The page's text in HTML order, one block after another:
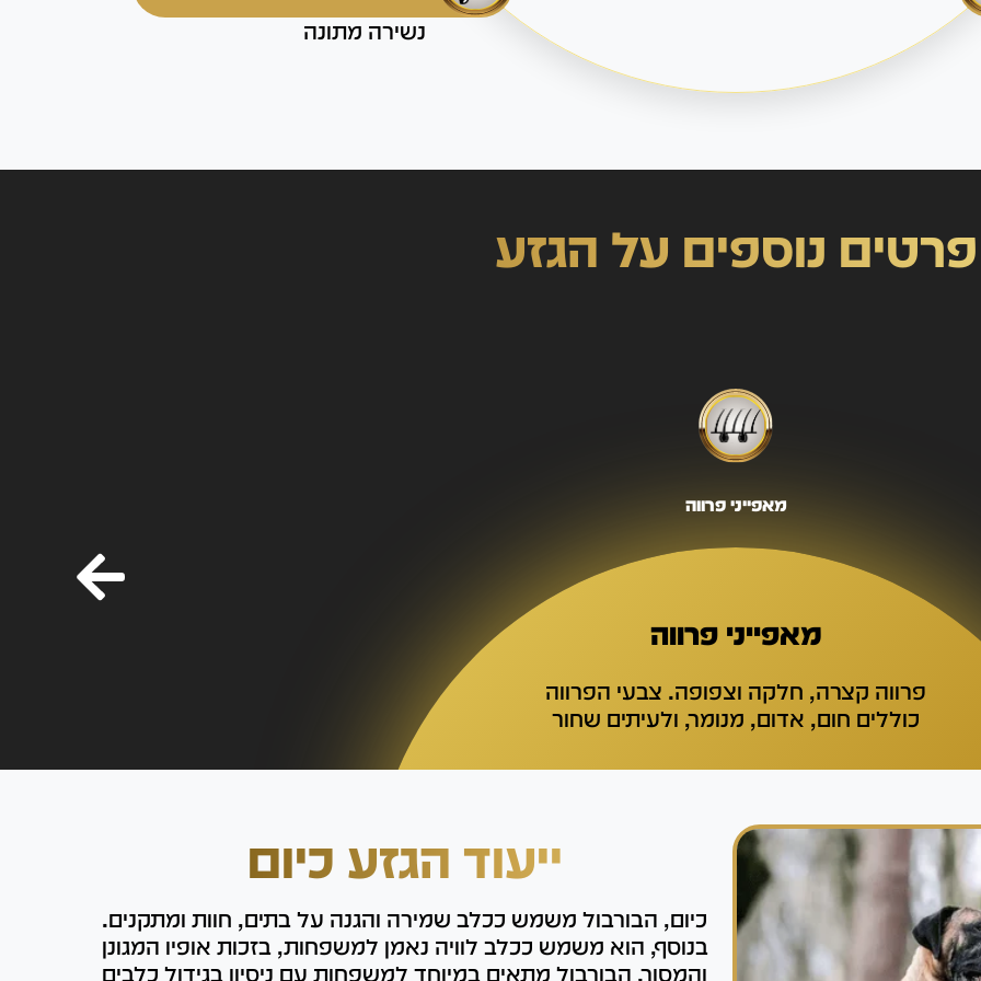
נשירה מתונה
פרטים נוספים על הגזע
מאפייני פרווה
מאפייני פרווה
פרווה קצרה, חלקה וצפופה. צבעי הפרווה
כוללים חום, אדום, מנומר, ולעיתים שחור
ייעוד הגזע כיום
כיום, הבורבול משמש ככלב שמירה והגנה על בתים, חוות ומתקנים.
בנוסף, הוא משמש ככלב לוויה נאמן למשפחות, בזכות אופיו המגונן
והמסור. הבורבול מתאים במיוחד למשפחות עם ניסיון בגידול כלבים